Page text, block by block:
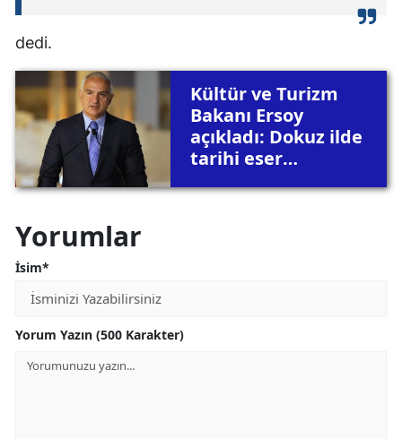
dedi.
Kültür ve Turizm
Bakanı Ersoy
açıkladı: Dokuz ilde
tarihi eser
Yorumlar
İsim*
Yorum Yazın (500 Karakter)